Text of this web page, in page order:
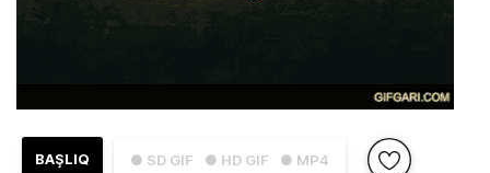
● SD GIF ● HD GIF ● MP4
BAŞLIQ